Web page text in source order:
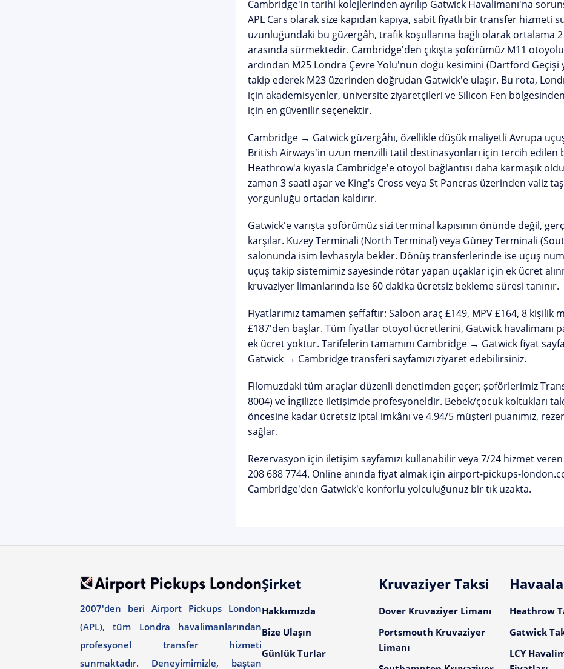
Cambridge'in tarihi kolejlerinden ayrılıp Gatwick Havalimanı'na
APL Cars olarak size kapıdan kapıya, sabit fiyatlı bir transfer hizmeti
uzunluğundaki bu güzergâh, trafik koşullarına bağlı olarak ortalama
arasında sürmektedir. Cambridge'den çıkışta şoförümüz M11
ardından M25 Londra Çevre Yolu'nun doğu kesimini (Dartford Geçişi
takip ederek M23 üzerinden doğrudan Gatwick'e ulaşır. Bu rota,
için akademisyenler, üniversite ziyaretçileri ve Silicon Fen
için en güvenilir seçenektir.
Cambridge → Gatwick güzergâhı, özellikle düşük maliyetli Avrupa
British Airways'in uzun menzilli tatil destinasyonları için tercih
Heathrow'a kıyasla Cambridge'e otoyol bağlantısı daha karmaşık
zaman 3 saati aşar ve King's Cross veya St Pancras üzerinden valiz
yorgunluğu ortadan kaldırır.
Gatwick'e varışta şoförümüz sizi terminal kapısının önünde değil,
karşılar. Kuzey Terminali (North Terminal) veya Güney Terminali
salonunda isim levhasıyla bekler. Dönüş transferlerinde ise uçuş
uçuş takip sistemimizsayesinde rötar yapan uçaklar için ek ücret
kruvaziyer limanlarında ise 60 dakika ücretsiz bekleme süresi tanınır.
Fiyatlarımız tamamen şeffaftır: Saloon araç £149, MPV £164, 8 kişilik
£187'den başlar. Tüm fiyatlar otoyol ücretlerini, Gatwick havalimanı
ek ücret yoktur. Tarifelerin tamamını Cambridge → Gatwick fiyat
Gatwick → Cambridge transferi sayfamızı ziyaret edebilirsiniz.
Filomuzdaki tüm araçlar düzenli denetimden geçer; şoförlerimiz
8004) ve İngilizce iletişimde profesyoneldir. Bebek/çocuk koltukları
öncesine kadar ücretsiz iptal imkânı ve 4.94/5 müşteri puanımız,
sağlar.
Rezervasyon için iletişim sayfamızı kullanabilir veya 7/24 hizmet
208 688 7744. Online anında fiyat almak için airport-pickups-
Cambridge'den Gatwick'e konforlu yolculuğunuz bir tık uzakta.
2007'den beri Airport Pickups London
(APL), tüm Londra havalimanlarından
profesyonel transfer hizmeti
sunmaktadır. Deneyimimizle, baştan
Şirket
Hakkımızda
Bize Ulaşın
Günlük Turlar
Kruvaziyer Taksi
Dover Kruvaziyer Limanı
Portsmouth Kruvaziyer
Limanı
Heathrow
Gatwick
LCY